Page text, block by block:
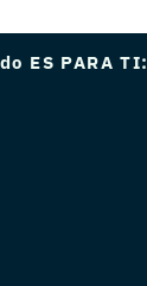
ES PARA TI: